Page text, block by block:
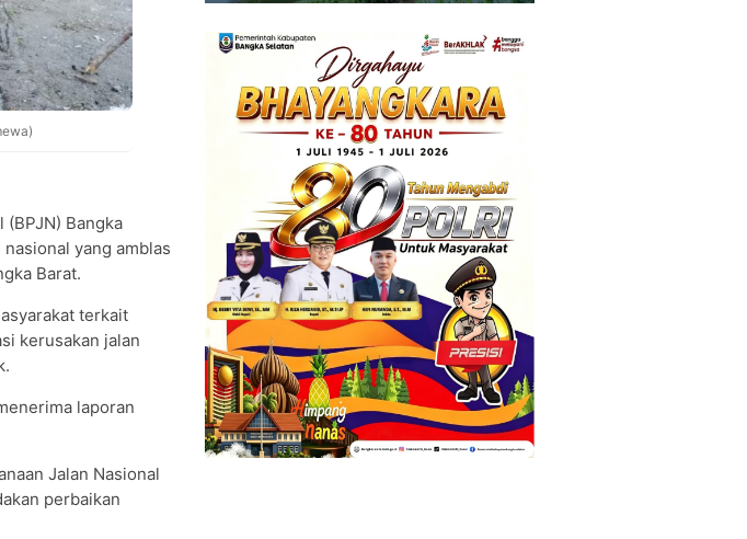
(BPJN) Bangka
yang amblas
Barat.
terkait
kerusakan jalan
laporan
Jalan Nasional
perbaikan